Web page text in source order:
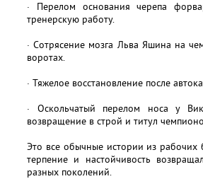
· Перелом основания черепа
тренерскую работу.
· Сотрясение мозга Льва Яшина на
воротах.
· Тяжелое восстановление после
· Оскольчатый перелом носа у
возвращение в строй и титул
Это все обычные истории из рабочих
терпение и настойчивость
разных поколений.